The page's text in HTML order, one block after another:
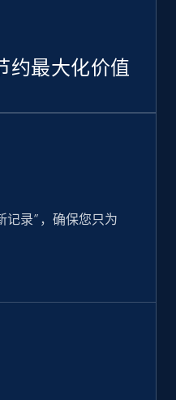
dataset
Initial
Reviews count, and
约最大化价值
记录”，确保您只为